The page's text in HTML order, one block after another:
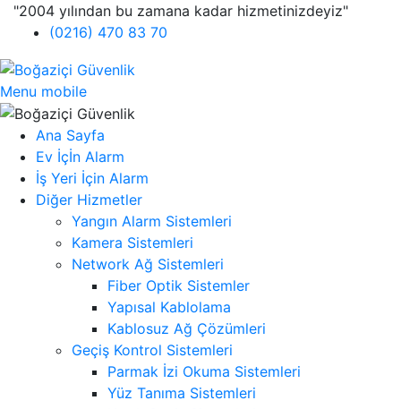
"2004 yılından bu zamana kadar hizmetinizdeyiz"
(0216) 470 83 70
Menu mobile
Ana Sayfa
Ev İçİn Alarm
İş Yeri İçin Alarm
Diğer Hizmetler
Yangın Alarm Sistemleri
Kamera Sistemleri
Network Ağ Sistemleri
Fiber Optik Sistemler
Yapısal Kablolama
Kablosuz Ağ Çözümleri
Geçiş Kontrol Sistemleri
Parmak İzi Okuma Sistemleri
Yüz Tanıma Sistemleri